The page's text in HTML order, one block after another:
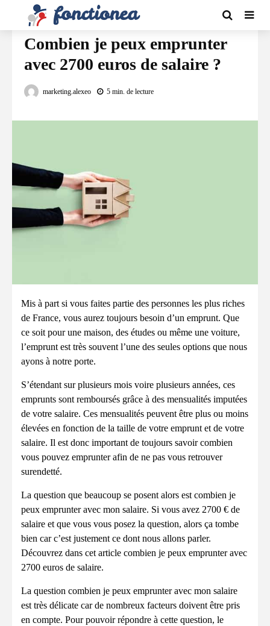
FINANCEMENT
Combien je peux emprunter
avec 2700 euros de salaire ?
marketing.alexeo 5 min. de lecture
Mis à part si vous faites partie des personnes les plus riches
de France, vous aurez toujours besoin d’un emprunt. Que
ce soit pour une maison, des études ou même une voiture,
l’emprunt est très souvent l’une des seules options que nous
ayons à notre porte.
S’étendant sur plusieurs mois voire plusieurs années, ces
emprunts sont remboursés grâce à des mensualités imputées
de votre salaire. Ces mensualités peuvent être plus ou moins
élevées en fonction de la taille de votre emprunt et de votre
salaire. Il est donc important de toujours savoir combien
vous pouvez emprunter afin de ne pas vous retrouver
surendetté.
La question que beaucoup se posent alors est combien je
peux emprunter avec mon salaire. Si vous avez 2700 € de
salaire et que vous vous posez la question, alors ça tombe
bien car c’est justement ce dont nous allons parler.
Découvrez dans cet article combien je peux emprunter avec
2700 euros de salaire.
La question combien je peux emprunter avec mon salaire
est très délicate car de nombreux facteurs doivent être pris
en compte. Pour pouvoir répondre à cette question, le